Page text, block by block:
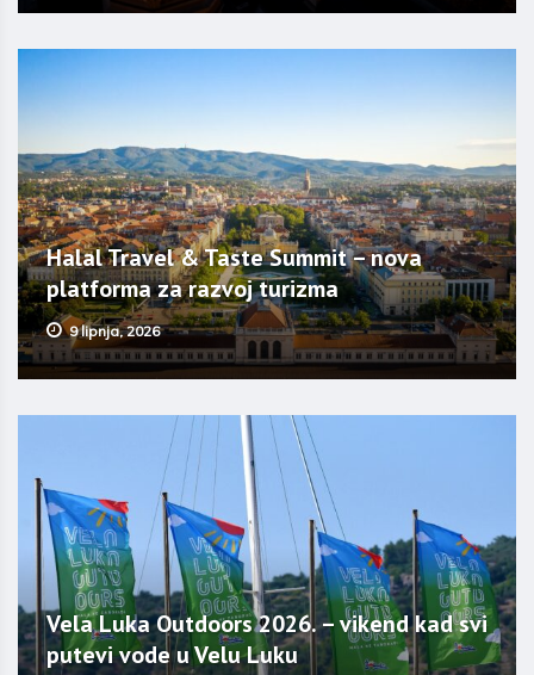
Halal Travel & Taste Summit – nova
platforma za razvoj turizma
9 lipnja, 2026
Vela Luka Outdoors 2026. – vikend kad svi
putevi vode u Velu Luku